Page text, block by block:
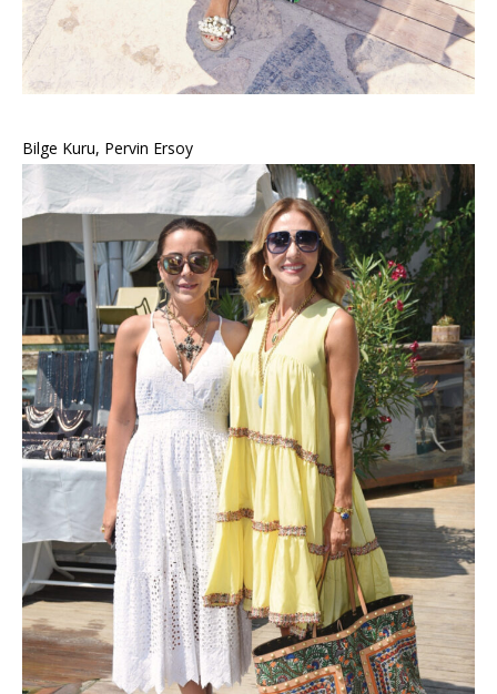
Bilge Kuru, Pervin Ersoy